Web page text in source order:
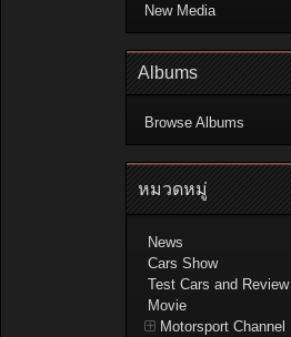
New Media
Albums
Browse Albums
หมวดหมู่
News
Cars Show
Test Cars and Review
Movie
Motorsport Channel